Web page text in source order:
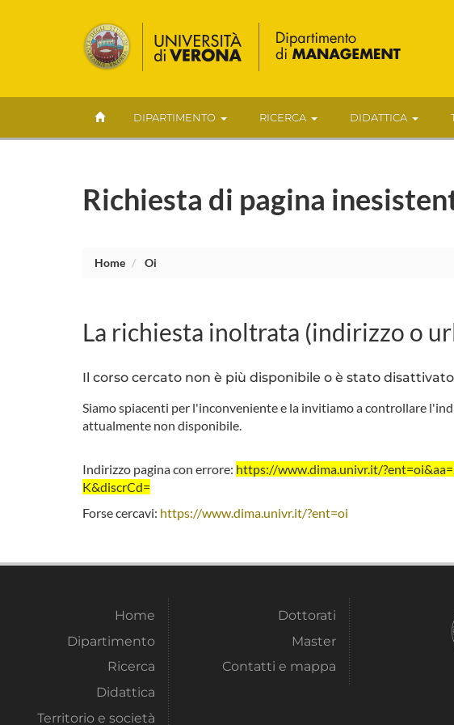
DIPARTIMENTO RICERCA DIDATTICA
Richiesta di pagina
Home Oi
La richiesta inoltrata (indirizzo o
Il corso cercato non è più disponibile o è stato
Siamo spiacenti per l'inconveniente e la invitiamo a controllare
attualmente non disponibile.
Indirizzo pagina con errore: https://www.dima.univr.it/
K&discrCd=
Forse cercavi: https://www.dima.univr.it/?ent=oi
Home
Dipartimento
Ricerca
Didattica
Territorio e società
Dottorati
Master
Contatti e mappa